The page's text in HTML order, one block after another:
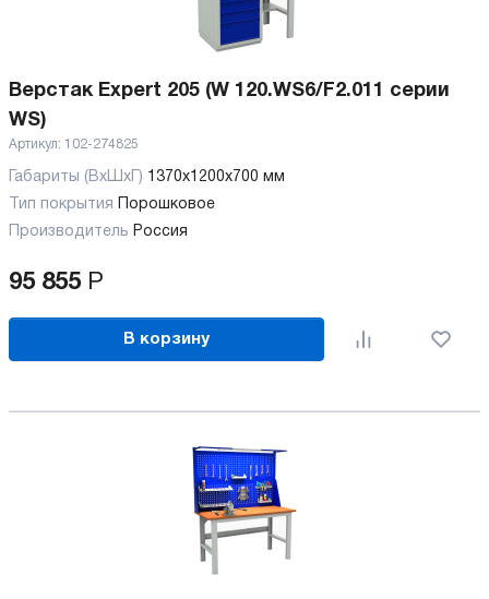
Верстак Expert 205 (W 120.WS6/F2.011 серии
WS)
Артикул: 102-274825
Габариты (ВхШхГ) 1370x1200x700 мм
Тип покрытия
Порошковое
Производитель Россия
95 855 Р
В корзину